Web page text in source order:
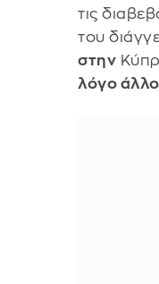
τις
του
στην
λόγο